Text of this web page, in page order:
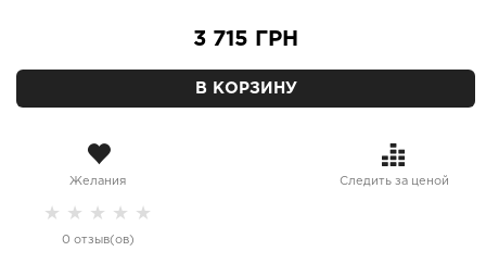
3 715 ГРН
В КОРЗИНУ
Желания Следить за ценой
★ ★ ★ ★ ★
0 отзыв(ов)